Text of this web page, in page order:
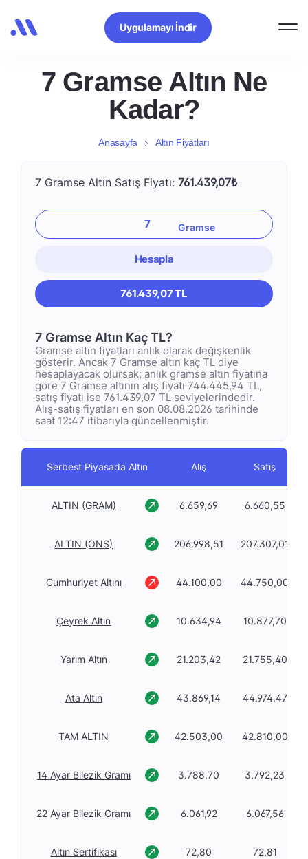
Uygulamayı İndir
7 Gramse Altın Ne
Kadar?
Anasayfa Altın Fiyatları
7 Gramse Altın Satış Fiyatı: 761.439,07₺
Hesapla
761.439,07 TL
7 Gramse Altın Kaç TL?
Gramse altın fiyatları anlık olarak değişkenlik
gösterir. Ancak 7 Gramse altın kaç TL diye
hesaplayacak olursak; anlık gramse altın fiyatına
göre 7 Gramse altının alış fiyatı 744.445,94 TL,
satış fiyatı ise 761.439,07 TL seviyelerindedir.
Alış-satış fiyatları en son 08.08.2026 tarihinde
saat 12:47 itibarıyla güncellenmiştir.
Serbest Piyasada Altın Alış Satış
ALTIN (GRAM) 6.659,69 6.660,55
ALTIN (ONS) 206.998,51 207.307,01
Cumhuriyet Altını 44.100,00 44.750,00
Çeyrek Altın 10.634,94 10.877,70
Yarım Altın 21.203,42 21.755,40
Ata Altın 43.869,14 44.974,47
TAM ALTIN 42.503,00 42.810,00
14 Ayar Bilezik Gramı 3.788,70 3.792,23
22 Ayar Bilezik Gramı 6.061,92 6.067,56
Altın Sertifikası 72,80 72,81